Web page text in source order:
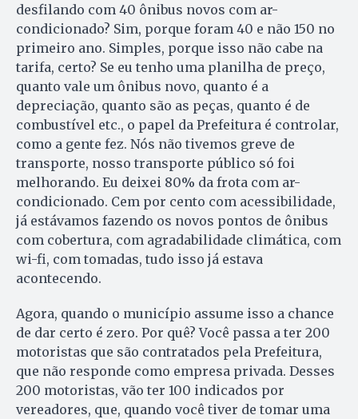
desfilando com 40 ônibus novos com ar-
condicionado? Sim, porque foram 40 e não 150 no
primeiro ano. Simples, porque isso não cabe na
tarifa, certo? Se eu tenho uma planilha de preço,
quanto vale um ônibus novo, quanto é a
depreciação, quanto são as peças, quanto é de
combustível etc., o papel da Prefeitura é controlar,
como a gente fez. Nós não tivemos greve de
transporte, nosso transporte público só foi
melhorando. Eu deixei 80% da frota com ar-
condicionado. Cem por cento com acessibilidade,
já estávamos fazendo os novos pontos de ônibus
com cobertura, com agradabilidade climática, com
wi-fi, com tomadas, tudo isso já estava
acontecendo.
Agora, quando o município assume isso a chance
de dar certo é zero. Por quê? Você passa a ter 200
motoristas que são contratados pela Prefeitura,
que não responde como empresa privada. Desses
200 motoristas, vão ter 100 indicados por
vereadores, que, quando você tiver de tomar uma